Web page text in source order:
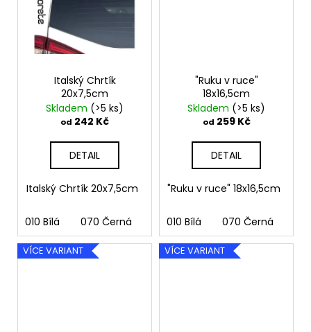
Italský Chrtík
20x7,5cm
Skladem (>5 ks)
od 242 Kč
DETAIL
Italský Chrtík 20x7,5cm
010 Bílá 070 Černá 090 Stříbrná 091 Zlatá
"Ruku v ruce"
18x16,5cm
Skladem (>5 ks)
od 259 Kč
DETAIL
"Ruku v ruce" 18x16,5cm
010 Bílá 070 Černá
VÍCE VARIANT VÍCE VARIANT